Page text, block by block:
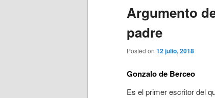
Argumento
padre
Posted on 12 julio, 2018
Gonzalo de Berceo
Es el primer escritor del